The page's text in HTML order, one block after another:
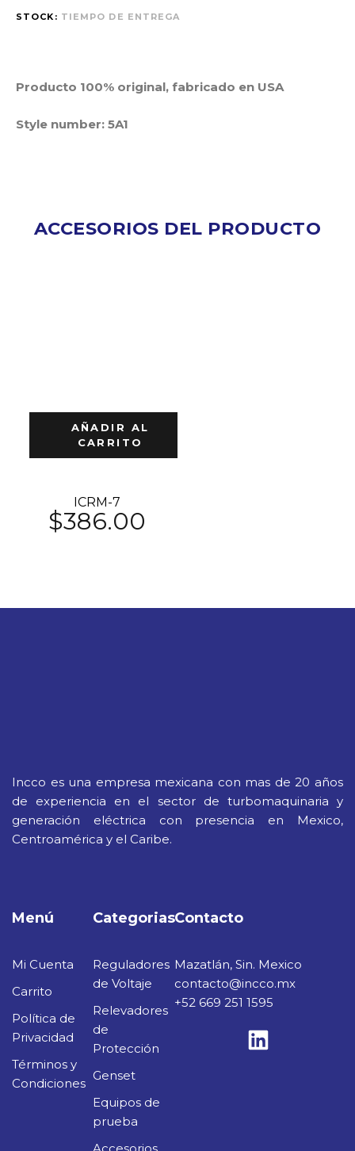
STOCK: TIEMPO DE ENTREGA
Producto 100% original, fabricado en USA
Style number: 5A1
ACCESORIOS DEL PRODUCTO
AÑADIR AL
CARRITO
ICRM-7
$386.00
Incco es una empresa mexicana con mas de 20 años
de experiencia en el sector de turbomaquinaria y
generación eléctrica con presencia en Mexico,
Centroamérica y el Caribe.
Menú
Mi Cuenta
Carrito
Política de
Privacidad
Términos y
Condiciones
Categorias
Reguladores
de Voltaje
Relevadores
de
Protección
Genset
Equipos de
prueba
Contacto
Mazatlán, Sin. Mexico
contacto@incco.mx
+52 669 251 1595